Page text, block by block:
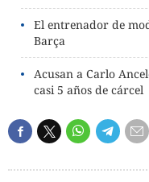
El entrenador de
Barça
Acusan a Carlo
casi 5 años de cárcel